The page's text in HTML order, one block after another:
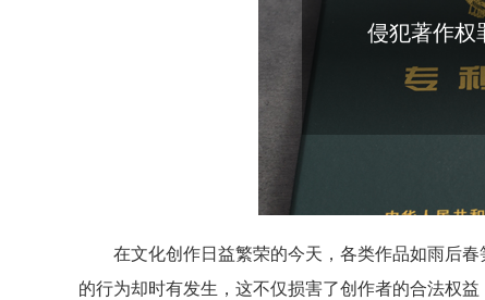
侵犯著作权
在文化创作日益繁荣的今天，各类作品如雨后春
的行为却时有发生，这不仅损害了创作者的合法权